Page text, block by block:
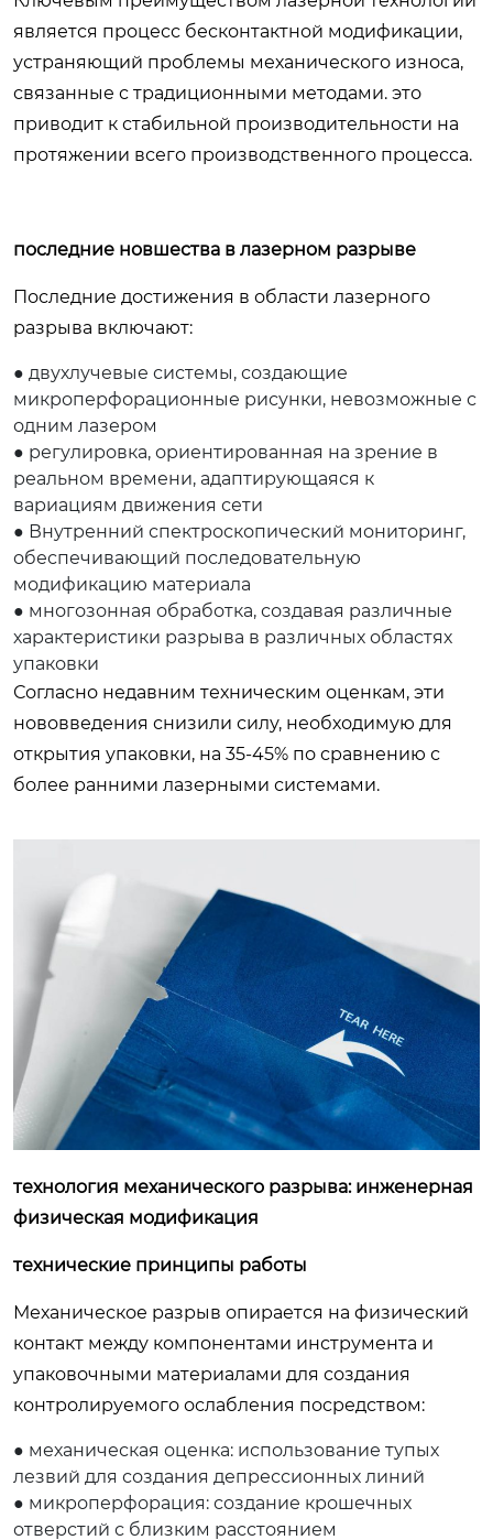
является процесс бесконтактной модификации,
устраняющий проблемы механического износа,
связанные с традиционными методами. это
приводит к стабильной производительности на
протяжении всего производственного процесса.
последние новшества в лазерном разрыве
Последние достижения в области лазерного
разрыва включают:
● двухлучевые системы, создающие
микроперфорационные рисунки, невозможные с
одним лазером
● регулировка, ориентированная на зрение в
реальном времени, адаптирующаяся к
вариациям движения сети
● Внутренний спектроскопический мониторинг,
обеспечивающий последовательную
модификацию материала
● многозонная обработка, создавая различные
характеристики разрыва в различных областях
упаковки
Согласно недавним техническим оценкам, эти
нововведения снизили силу, необходимую для
открытия упаковки, на 35-45% по сравнению с
более ранними лазерными системами.
технология механического разрыва: инженерная
физическая модификация
технические принципы работы
Механическое разрыв опирается на физический
контакт между компонентами инструмента и
упаковочными материалами для создания
контролируемого ослабления посредством:
● механическая оценка: использование тупых
лезвий для создания депрессионных линий
● микроперфорация: создание крошечных
отверстий с близким расстоянием